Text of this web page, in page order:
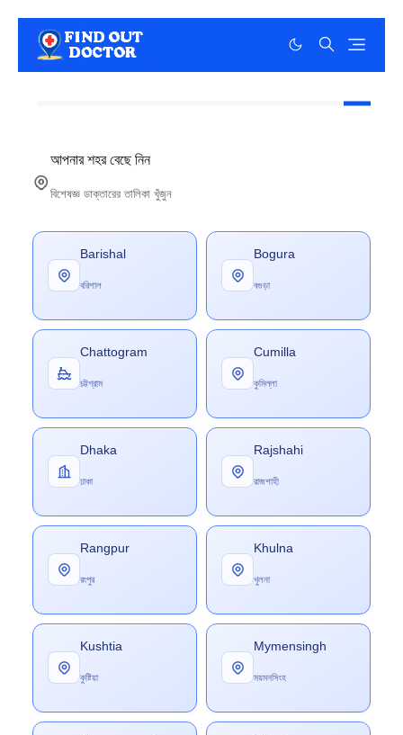
আপনার শহর বেছে নিন
বিশেষজ্ঞ ডাক্তারের তালিকা খুঁজুন
Barishal
বরিশাল
Bogura
বগুড়া
Chattogram
চট্টগ্রাম
Cumilla
কুমিল্লা
Dhaka
ঢাকা
Rajshahi
রাজশাহী
Rangpur
রংপুর
Khulna
খুলনা
Kushtia
কুষ্টিয়া
Mymensingh
ময়মনসিংহ